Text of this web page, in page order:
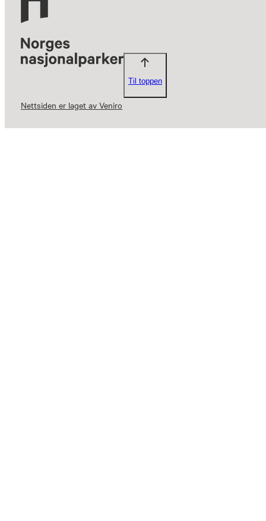
Til toppen
Nettsiden er laget av Veniro